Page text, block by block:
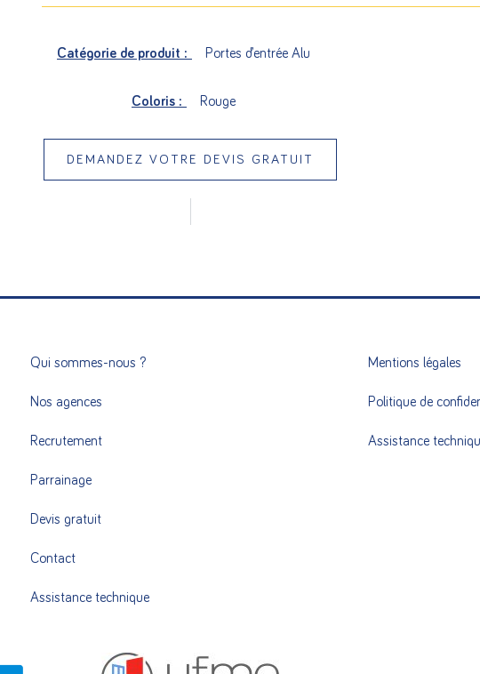
Catégorie de produit : Portes d’entrée Alu
Coloris : Rouge
DEMANDEZ VOTRE DEVIS GRATUIT
Qui sommes-nous ?
Nos agences
Recrutement
Parrainage
Devis gratuit
Contact
Assistance technique
Mentions légales
Politique de
Assistance